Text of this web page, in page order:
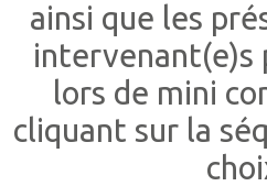
ainsi que les
intervenant(e)s
lors de mini
cliquant sur la